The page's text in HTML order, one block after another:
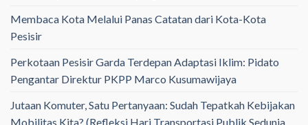
Membaca Kota Melalui Panas Catatan dari Kota-Kota
Pesisir
Perkotaan Pesisir Garda Terdepan Adaptasi Iklim: Pidato
Pengantar Direktur PKPP Marco Kusumawijaya
Jutaan Komuter, Satu Pertanyaan: Sudah Tepatkah Kebijakan
Mobilitas Kita? (Refleksi Hari Transportasi Publik Sedunia